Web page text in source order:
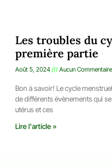
Les troubles du
première partie
Août 5, 2024 Aucun Commentaire
Bon à savoir! Le cycle
de différents évènements qui
utérus et ces
Lire l'article »